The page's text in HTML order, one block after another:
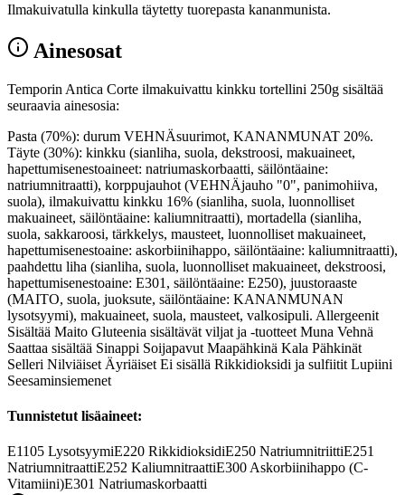
Ilmakuivatulla kinkulla täytetty tuorepasta kananmunista.
Ainesosat
Temporin Antica Corte ilmakuivattu kinkku tortellini 250g sisältää
seuraavia ainesosia:
Pasta (70%): durum VEHNÄsuurimot, KANANMUNAT 20%.
Täyte (30%): kinkku (sianliha, suola, dekstroosi, makuaineet,
hapettumisenestoaineet: natriumaskorbaatti, säilöntäaine:
natriumnitraatti), korppujauhot (VEHNÄjauho "0", panimohiiva,
suola), ilmakuivattu kinkku 16% (sianliha, suola, luonnolliset
makuaineet, säilöntäaine: kaliumnitraatti), mortadella (sianliha,
suola, sakkaroosi, tärkkelys, mausteet, luonnolliset makuaineet,
hapettumisenestoaine: askorbiinihappo, säilöntäaine: kaliumnitraatti),
paahdettu liha (sianliha, suola, luonnolliset makuaineet, dekstroosi,
hapettumisenestoaine: E301, säilöntäaine: E250), juustoraaste
(MAITO, suola, juoksute, säilöntäaine: KANANMUNAN
lysotsyymi), makuaineet, suola, mausteet, valkosipuli. Allergeenit
Sisältää Maito Gluteenia sisältävät viljat ja -tuotteet Muna Vehnä
Saattaa sisältää Sinappi Soijapavut Maapähkinä Kala Pähkinät
Selleri Nilviäiset Äyriäiset Ei sisällä Rikkidioksidi ja sulfiitit Lupiini
Seesaminsiemenet
Tunnistetut lisäaineet:
E1105 LysotsyymiE220 RikkidioksidiE250 NatriumnitriittiE251
NatriumnitraattiE252 KaliumnitraattiE300 Askorbiinihappo (C-
Vitamiini)E301 Natriumaskorbaatti